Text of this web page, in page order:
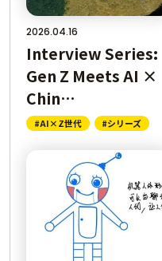
2026.04.16
#AI×Z世代 #シリーズ
Interview Series:
Gen Z Meets AI ×
Chin…